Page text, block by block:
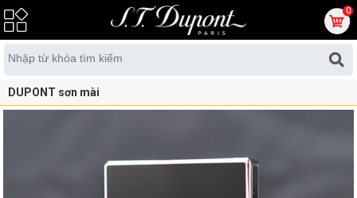
0
DUPONT sơn mài